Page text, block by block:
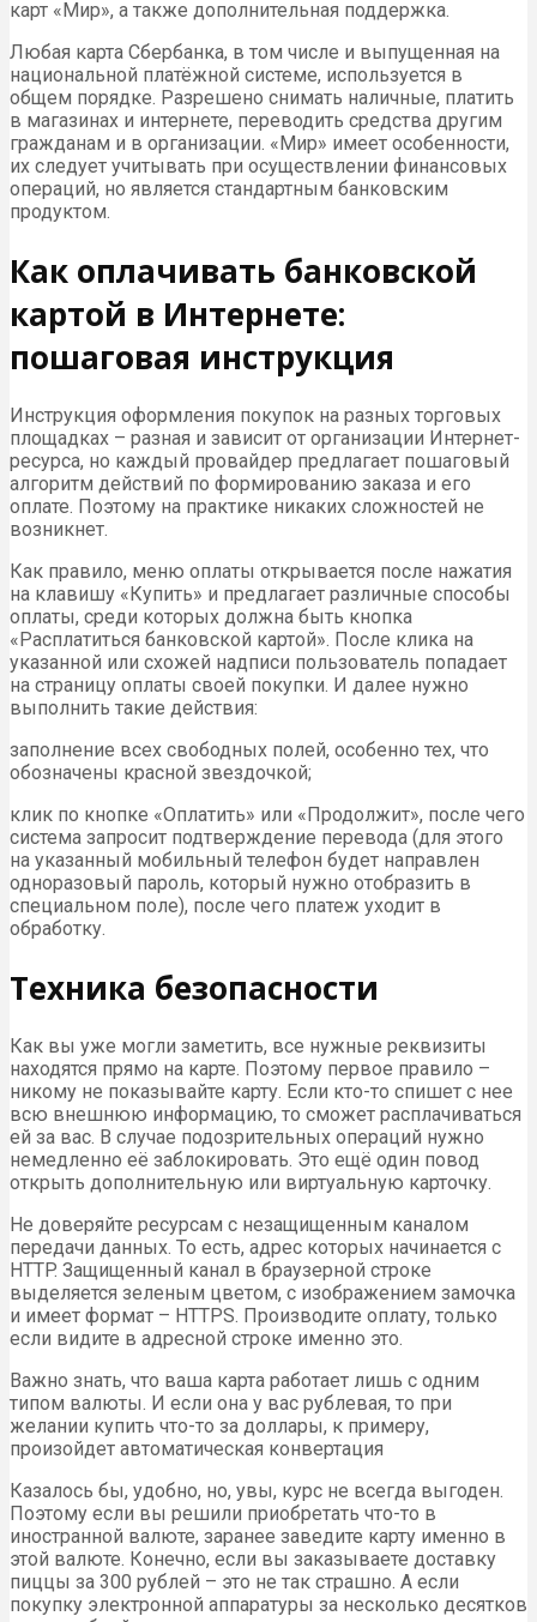
карт «Мир», а также дополнительная поддержка.
Любая карта Сбербанка, в том числе и выпущенная на
национальной платёжной системе, используется в
общем порядке. Разрешено снимать наличные, платить
в магазинах и интернете, переводить средства другим
гражданам и в организации. «Мир» имеет особенности,
их следует учитывать при осуществлении финансовых
операций, но является стандартным банковским
продуктом.
Как оплачивать банковской
картой в Интернете:
пошаговая инструкция
Инструкция оформления покупок на разных торговых
площадках – разная и зависит от организации Интернет-
ресурса, но каждый провайдер предлагает пошаговый
алгоритм действий по формированию заказа и его
оплате. Поэтому на практике никаких сложностей не
возникнет.
Как правило, меню оплаты открывается после нажатия
на клавишу «Купить» и предлагает различные способы
оплаты, среди которых должна быть кнопка
«Расплатиться банковской картой». После клика на
указанной или схожей надписи пользователь попадает
на страницу оплаты своей покупки. И далее нужно
выполнить такие действия:
заполнение всех свободных полей, особенно тех, что
обозначены красной звездочкой;
клик по кнопке «Оплатить» или «Продолжит», после чего
система запросит подтверждение перевода (для этого
на указанный мобильный телефон будет направлен
одноразовый пароль, который нужно отобразить в
специальном поле), после чего платеж уходит в
обработку.
Техника безопасности
Как вы уже могли заметить, все нужные реквизиты
находятся прямо на карте. Поэтому первое правило –
никому не показывайте карту. Если кто-то спишет с нее
всю внешнюю информацию, то сможет расплачиваться
ей за вас. В случае подозрительных операций нужно
немедленно её заблокировать. Это ещё один повод
открыть дополнительную или виртуальную карточку.
Не доверяйте ресурсам с незащищенным каналом
передачи данных. То есть, адрес которых начинается с
HTTP. Защищенный канал в браузерной строке
выделяется зеленым цветом, с изображением замочка
и имеет формат – HTTPS. Производите оплату, только
если видите в адресной строке именно это.
Важно знать, что ваша карта работает лишь с одним
типом валюты. И если она у вас рублевая, то при
желании купить что-то за доллары, к примеру,
произойдет автоматическая конвертация
Казалось бы, удобно, но, увы, курс не всегда выгоден.
Поэтому если вы решили приобретать что-то в
иностранной валюте, заранее заведите карту именно в
этой валюте. Конечно, если вы заказываете доставку
пиццы за 300 рублей – это не так страшно. А если
покупку электронной аппаратуры за несколько десятков